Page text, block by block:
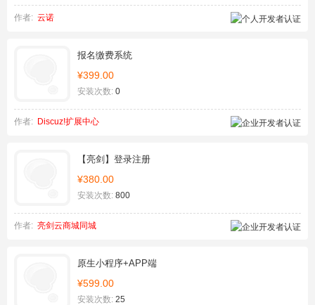
作者: 云诺
报名缴费系统
¥399.00
安装次数: 0
作者: Discuz!扩展中心
【亮剑】登录注册
¥380.00
安装次数: 800
作者: 亮剑云商城同城
原生小程序+APP端
¥599.00
安装次数: 25